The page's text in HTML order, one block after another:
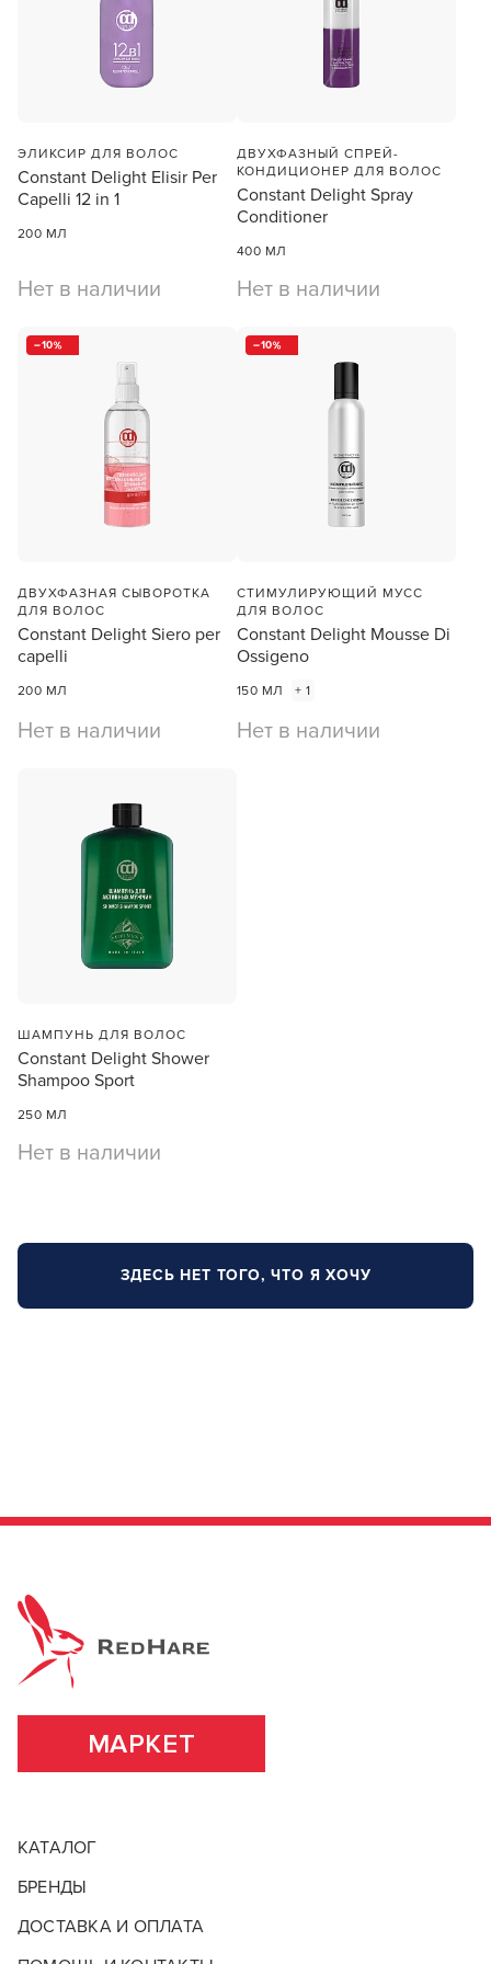
ЭЛИКСИР ДЛЯ ВОЛОС
Constant Delight Elisir Per
Capelli 12 in 1
200 МЛ
Нет в наличии
ДВУХФАЗНЫЙ СПРЕЙ-
КОНДИЦИОНЕР ДЛЯ ВОЛОС
Constant Delight Spray
Conditioner
400 МЛ
Нет в наличии
10
ДВУХФАЗНАЯ СЫВОРОТКА
ДЛЯ ВОЛОС
Constant Delight Siero per
capelli
200 МЛ
Нет в наличии
10
СТИМУЛИРУЮЩИЙ МУСС
ДЛЯ ВОЛОС
Constant Delight Mousse Di
Ossigeno
150 МЛ + 1
Нет в наличии
ШАМПУНЬ ДЛЯ ВОЛОС
Constant Delight Shower
Shampoo Sport
250 МЛ
Нет в наличии
ЗДЕСЬ НЕТ ТОГО, ЧТО Я ХОЧУ
МАРКЕТ
КАТАЛОГ
БРЕНДЫ
ДОСТАВКА И ОПЛАТА
Заяц–робот
смотреть товары и оформлять заказы — удобнее и
намного быстрее!
УСТАНОВИТЬ ИЗ GOOGLE PLAY